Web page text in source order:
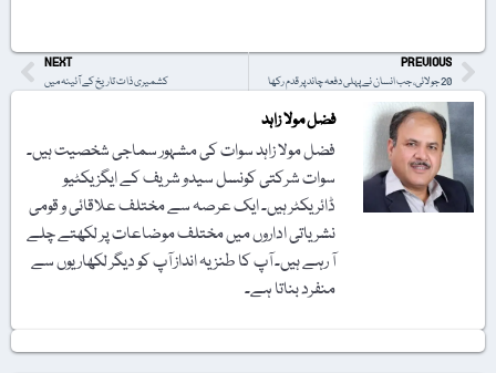
PREVIOUS
20 جولائی، جب انسان نے پہلی دفعہ چاند پر قدم رکھا
NEXT
کشمیری ذات تاریخ کے آئینہ میں
فضل مولا زاہد
فضل مولا زاہد سوات کی مشہور سماجی شخصیت ہیں۔
سوات شرکتی کونسل سیدو شریف کے ایگزیکٹیو
ڈائریکٹر ہیں۔ ایک عرصہ سے مختلف علاقائی و قومی
نشریاتی اداروں میں مختلف موضاعات پر لکھتے چلے
آ رہے ہیں۔ آپ کا طنزیہ انداز آپ کو دیگر لکھاریوں سے
منفرد بناتا ہے۔